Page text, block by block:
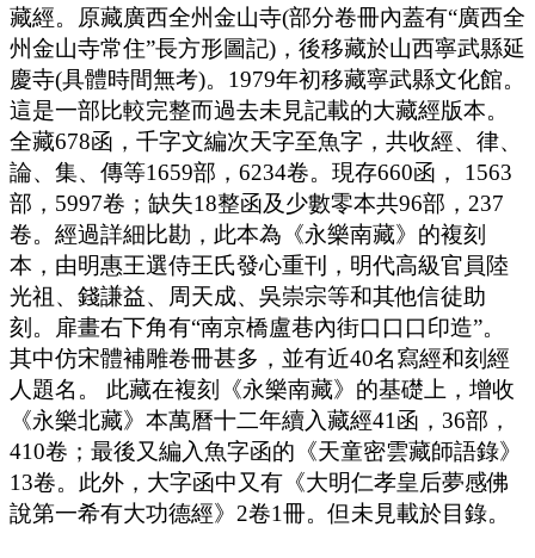
藏經。原藏廣西全州金山寺(部分卷冊內蓋有“廣西全
州金山寺常住”長方形圖記)，後移藏於山西寧武縣延
慶寺(具體時間無考)。1979年初移藏寧武縣文化館。
這是一部比較完整而過去未見記載的大藏經版本。
全藏678函，千字文編次天字至魚字，共收經、律、
論、集、傳等1659部，6234卷。現存660函， 1563
部，5997卷；缺失18整函及少數零本共96部，237
卷。經過詳細比勘，此本為《永樂南藏》的複刻
本，由明惠王選侍王氏發心重刊，明代高級官員陸
光祖、錢謙益、周天成、吳崇宗等和其他信徒助
刻。扉畫右下角有“南京橋盧巷內街口口口印造”。
其中仿宋體補雕卷冊甚多，並有近40名寫經和刻經
人題名。 此藏在複刻《永樂南藏》的基礎上，增收
《永樂北藏》本萬曆十二年續入藏經41函，36部，
410卷；最後又編入魚字函的《天童密雲藏師語錄》
13卷。此外，大字函中又有《大明仁孝皇后夢感佛
說第一希有大功德經》2卷1冊。但未見載於目錄。